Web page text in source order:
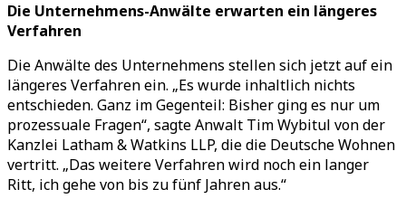
Die Unternehmens-Anwälte erwarten ein längeres
Verfahren
Die Anwälte des Unternehmens stellen sich jetzt auf ein
längeres Verfahren ein. „Es wurde inhaltlich nichts
entschieden. Ganz im Gegenteil: Bisher ging es nur um
prozessuale Fragen“, sagte Anwalt Tim Wybitul von der
Kanzlei Latham & Watkins LLP, die die Deutsche Wohnen
vertritt. „Das weitere Verfahren wird noch ein langer
Ritt, ich gehe von bis zu fünf Jahren aus.“